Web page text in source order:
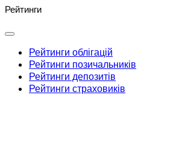
Рейтинги
Рейтинги облігацій
Рейтинги позичальників
Рейтинги депозитів
Рейтинги страховиків